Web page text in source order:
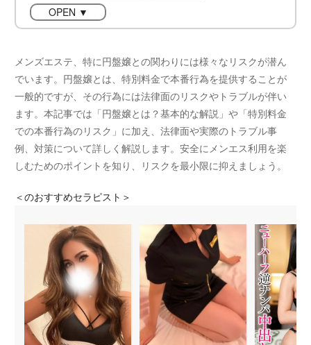
OPEN ▼
メンズエステ、特に円盤嬢との関わりには様々なリスクが潜ん
でいます。円盤嬢とは、特別料金で本番行為を提供することが
一般的ですが、その行為には法律面のリスクやトラブルが伴い
ます。本記事では「円盤嬢とは？基本的な解説」や「特別料金
での本番行為のリスク」に加え、法律面や実際のトラブル事
例、対策について詳しく解説します。安全にメンエス利用を楽
しむためのポイントを知り、リスクを最小限に抑えましょう。
＜のおすすめセラピスト＞